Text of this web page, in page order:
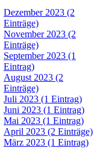
Dezember 2023 (2
Einträge)
November 2023 (2
Einträge)
September 2023 (1
Eintrag)
August 2023 (2
Einträge)
Juli 2023 (1 Eintrag)
Juni 2023 (1 Eintrag)
Mai 2023 (1 Eintrag)
April 2023 (2 Einträge)
März 2023 (1 Eintrag)